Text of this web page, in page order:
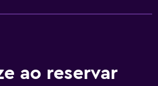
ao reservar